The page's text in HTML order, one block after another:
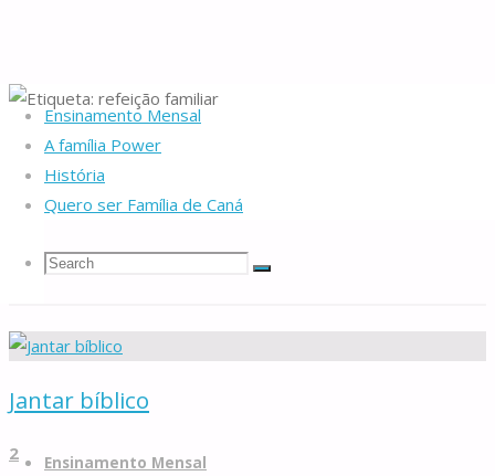
Ensinamento Mensal
A família Power
História
Quero ser Família de Caná
Search
Search
for:
Search
Famílias
Caná
to
Ensinamento Mensal
Home
Posts tagged "refeição familiar"
Etiqueta:refeição
familiar
Jantar bíblico
2